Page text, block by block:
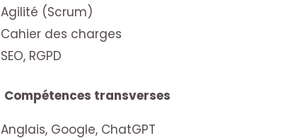
Agilité (Scrum)
Cahier des charges
SEO, RGPD
Compétences transverses
Anglais, Google, ChatGPT